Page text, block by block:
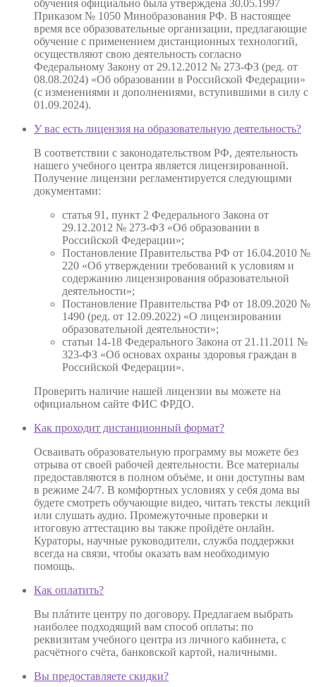
обучения официально была утверждена 30.05.1997
Приказом № 1050 Минобразования РФ. В настоящее
время все образовательные организации, предлагающие
обучение с применением дистанционных технологий,
осуществляют свою деятельность согласно
Федеральному Закону от 29.12.2012 № 273-ФЗ (ред. от
08.08.2024) «Об образовании в Российской Федерации»
(с изменениями и дополнениями, вступившими в силу с
01.09.2024).
У вас есть лицензия на образовательную деятельность?
В соответствии с законодательством РФ, деятельность
нашего учебного центра является лицензированной.
Получение лицензии регламентируется следующими
документами:
статья 91, пункт 2 Федерального Закона от
29.12.2012 № 273-ФЗ «Об образовании в
Российской Федерации»;
Постановление Правительства РФ от 16.04.2010 №
220 «Об утверждении требований к условиям и
содержанию лицензирования образовательной
деятельности»;
Постановление Правительства РФ от 18.09.2020 №
1490 (ред. от 12.09.2022) «О лицензировании
образовательной деятельности»;
статьи 14-18 Федерального Закона от 21.11.2011 №
323-ФЗ «Об основах охраны здоровья граждан в
Российской Федерации».
Проверить наличие нашей лицензии вы можете на
официальном сайте ФИС ФРДО.
Как проходит дистанционный формат?
Осваивать образовательную программу вы можете без
отрыва от своей рабочей деятельности. Все материалы
предоставляются в полном объёме, и они доступны вам
в режиме 24/7. В комфортных условиях у себя дома вы
будете смотреть обучающие видео, читать тексты лекций
или слушать аудио. Промежуточные проверки и
итоговую аттестацию вы также пройдёте онлайн.
Кураторы, научные руководители, служба поддержки
всегда на связи, чтобы оказать вам необходимую
помощь.
Как оплатить?
Вы плáтите центру по договору. Предлагаем выбрать
наиболее подходящий вам способ оплаты: по
реквизитам учебного центра из личного кабинета, с
расчётного счёта, банковской картой, наличными.
Вы предоставляете скидки?